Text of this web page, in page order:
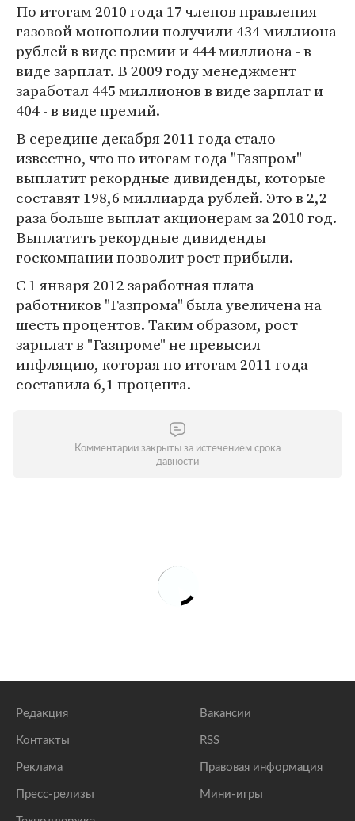
По итогам 2010 года 17 членов правления
газовой монополии получили 434 миллиона
рублей в виде премии и 444 миллиона - в
виде зарплат. В 2009 году менеджмент
заработал 445 миллионов в виде зарплат и
404 - в виде премий.
В середине декабря 2011 года стало
известно, что по итогам года "Газпром"
выплатит рекордные дивиденды, которые
составят 198,6 миллиарда рублей. Это в 2,2
раза больше выплат акционерам за 2010 год.
Выплатить рекордные дивиденды
госкомпании позволит рост прибыли.
С 1 января 2012 заработная плата
работников "Газпрома" была увеличена на
шесть процентов. Таким образом, рост
зарплат в "Газпроме" не превысил
инфляцию, которая по итогам 2011 года
составила 6,1 процента.
Комментарии закрыты за истечением срока
давности
Редакция
Контакты
Реклама
Пресс-релизы
Вакансии
RSS
Правовая информация
Мини-игры